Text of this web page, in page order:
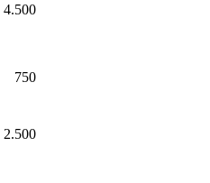
4.500
750
2.500